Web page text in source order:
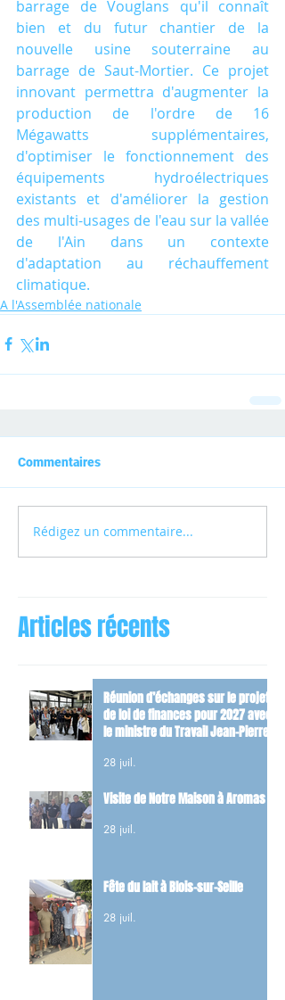
barrage de Vouglans qu'il connaît
bien et du futur chantier de la
nouvelle usine souterraine au
barrage de Saut-Mortier. Ce projet
innovant permettra d'augmenter la
production de l'ordre de 16
Mégawatts supplémentaires,
d'optimiser le fonctionnement des
équipements hydroélectriques
existants et d'améliorer la gestion
des multi-usages de l'eau sur la vallée
de l'Ain dans un contexte
d'adaptation au réchauffement
climatique.
A l'Assemblée nationale
Commentaires
Rédigez un commentaire...
Articles récents
Réunion d’échanges sur le projet
de loi de finances pour 2027 avec
le ministre du Travail Jean-Pierre
28 juil.
Visite de Notre Maison à Aromas
28 juil.
Fête du lait à Blois-sur-Seille
28 juil.